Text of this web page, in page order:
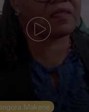
Makene